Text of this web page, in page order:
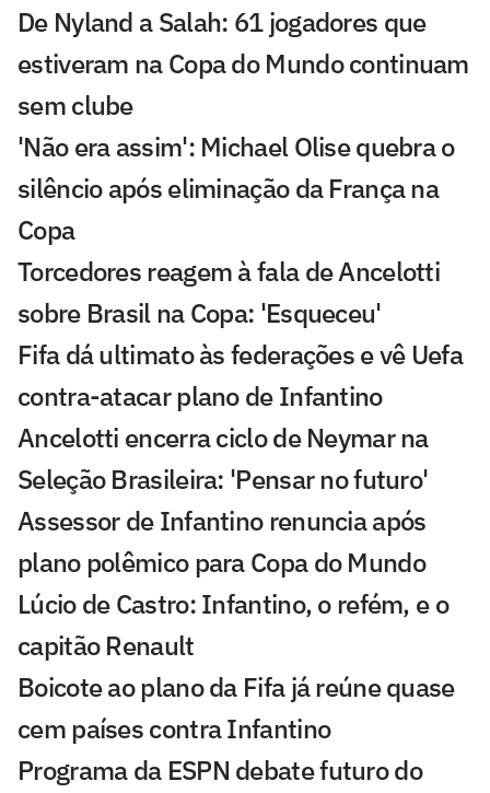
De Nyland a Salah: 61 jogadores que
estiveram na Copa do Mundo continuam
sem clube
'Não era assim': Michael Olise quebra o
silêncio após eliminação da França na
Copa
Torcedores reagem à fala de Ancelotti
sobre Brasil na Copa: 'Esqueceu'
Fifa dá ultimato às federações e vê Uefa
contra-atacar plano de Infantino
Ancelotti encerra ciclo de Neymar na
Seleção Brasileira: 'Pensar no futuro'
Assessor de Infantino renuncia após
plano polêmico para Copa do Mundo
Lúcio de Castro: Infantino, o refém, e o
capitão Renault
Boicote ao plano da Fifa já reúne quase
cem países contra Infantino
Programa da ESPN debate futuro do